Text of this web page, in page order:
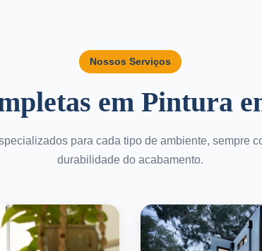
Nossos Serviços
em Pintura
para cada tipo de ambiente, sempre
durabilidade do acabamento.